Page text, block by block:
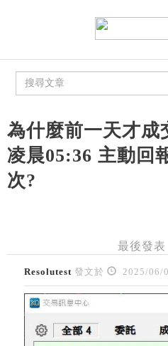
為什麼前一天才成
凌晨05:36 主動回
次?
最後發表
Resolutest 發文於 2025/06/